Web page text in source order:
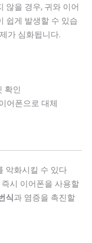
않을 경우, 귀와 이어
쉽게 발생할 수 있습
가 심화됩니다.
확인
어폰으로 대체
악화시킬 수 있다
시 이어폰을 사용할
식과 염증을 촉진할